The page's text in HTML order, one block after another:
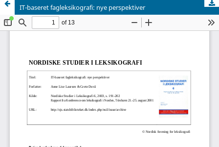
IT-baseret fagleksikografi: nye perspektiver